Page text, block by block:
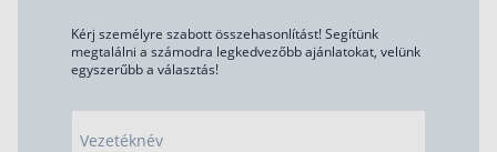
Kérj személyre szabott összehasonlítást! Segítünk
megtalálni a számodra legkedvezőbb ajánlatokat, velünk
egyszerűbb a választás!
Vezetéknév